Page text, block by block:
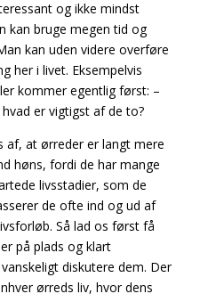
og ikke mindst
kan bruge megen tid og
kan uden videre overføre
her i livet. Eksempelvis
kommer egentlig først: –
er vigtigst af de to?
af, at ørreder er langt mere
høns, fordi de harmange
livsstadier, som de
de ofte ind og ud af
Så lad os først få
på plads og klart
diskutere dem. Der
ørreds liv, hvor dens